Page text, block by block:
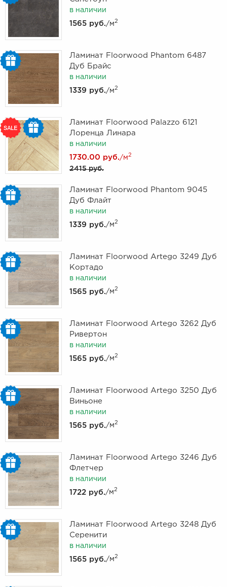
в наличии
1565 руб. /м2
Ламинат Floorwood Phantom 6487
Дуб Брайс
в наличии
1339 руб. /м2
Ламинат Floorwood Palazzo 6121
Лоренца Линара
в наличии
1730.00 руб. /м2
2415 руб.
Ламинат Floorwood Phantom 9045
Дуб Флайт
в наличии
1339 руб. /м 2
Ламинат Floorwood Artego 3249 Дуб
Кортадо
в наличии
1565 руб. /м 2
Ламинат Floorwood Artego 3262 Дуб
Ривертон
в наличии
1565 руб. /м 2
Ламинат Floorwood Artego 3250 Дуб
Виньоне
в наличии
1565 руб. /м 2
Ламинат Floorwood Artego 3246 Дуб
Флетчер
в наличии
1722 руб. /м 2
Ламинат Floorwood Artego 3248 Дуб
Серенити
в наличии
1565 руб. /м 2